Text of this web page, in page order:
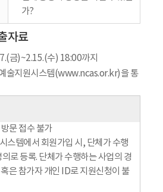
가?
자료
금)~2.15.(수) 18:00까지
술지원시스템(www.ncas.or.kr)을 통
문 접수 불가
스템에서 회원가입 시, 단체가 수행
로 등록. 단체가 수행하는 사업의 경
은 참가자 개인 ID로 지원신청이 불